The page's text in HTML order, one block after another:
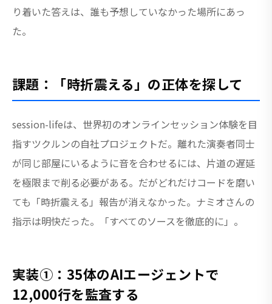
り着いた答えは、誰も予想していなかった場所にあっ
た。
課題：「時折震える」の正体を探して
session-lifeは、世界初のオンラインセッション体験を目
指すツクルンの自社プロジェクトだ。離れた演奏者同士
が同じ部屋にいるように音を合わせるには、片道の遅延
を極限まで削る必要がある。だがどれだけコードを磨い
ても「時折震える」報告が消えなかった。ナミオさんの
指示は明快だった。「すべてのソースを徹底的に」。
実装①：35体のAIエージェントで
12,000行を監査する